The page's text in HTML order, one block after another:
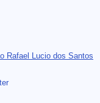
Rafael Lucio dos Santos